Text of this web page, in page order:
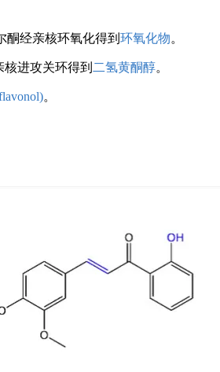
酮经亲核环氧化得到 环氧化物。
进攻关环得到 二氢黄酮醇。
。